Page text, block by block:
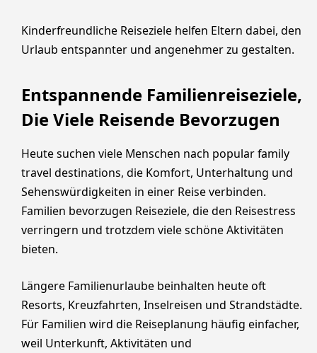
Kinderfreundliche Reiseziele helfen Eltern dabei, den
Urlaub entspannter und angenehmer zu gestalten.
Entspannende Familienreiseziele,
Die Viele Reisende Bevorzugen
Heute suchen viele Menschen nach popular family
travel destinations, die Komfort, Unterhaltung und
Sehenswürdigkeiten in einer Reise verbinden.
Familien bevorzugen Reiseziele, die den Reisestress
verringern und trotzdem viele schöne Aktivitäten
bieten.
Längere Familienurlaube beinhalten heute oft
Resorts, Kreuzfahrten, Inselreisen und Strandstädte.
Für Familien wird die Reiseplanung häufig einfacher,
weil Unterkunft, Aktivitäten und